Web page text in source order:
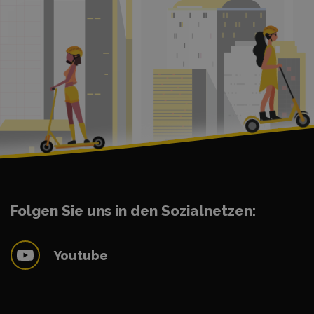
Folgen Sie uns in den Sozialnetzen:
Youtube